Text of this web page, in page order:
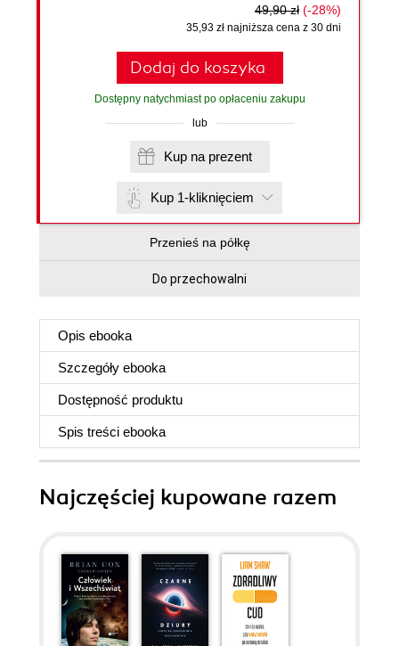
49,90 zł (-28%)
35,93 zł najniższa cena z 30 dni
Dodaj do koszyka
Dostępny natychmiast po opłaceniu zakupu
lub
Kup na prezent
Kup 1-kliknięciem
Przenieś na półkę
Do przechowalni
Opis ebooka
Szczegóły ebooka
Dostępność produktu
Spis treści ebooka
Najczęściej kupowane razem